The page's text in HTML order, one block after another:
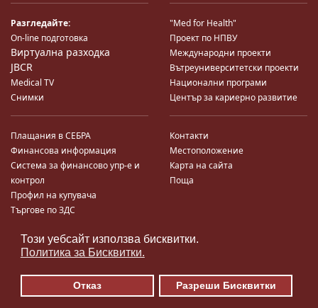
Този уебсайт използва бисквитки.
Политика за Бисквитки.
Отказ Разреши Бисквитки
Разгледайте:
On-line подготовка
Виртуална разходка
JBCR
Medical TV
Снимки
"Med for Health"
Проект по НПВУ
Международни проекти
Вътреуниверситетски проекти
Национални програми
Център за кариерно развитие
Плащания в СЕБРА
Финансова информация
Система за финансово упр-е и
контрол
Профил на купувача
Търгове по ЗДС
Контакти
Местоположение
Карта на сайта
Поща